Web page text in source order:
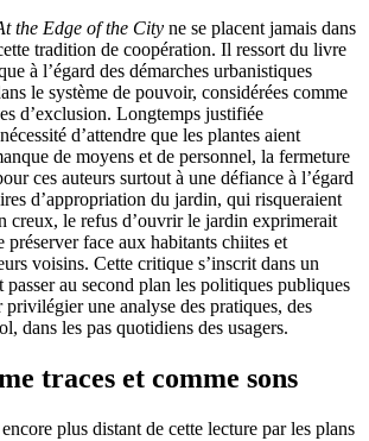
the Edge of the City ne se placent jamais dans
tradition de coopération. Il ressort du livre
à l’égard des démarches urbanistiques
le système de pouvoir, considérées comme
d’exclusion. Longtemps justifiée
d’attendre que les plantes aient
de moyens et de personnel, la fermeture
ces auteurs surtout à une défiance à l’égard
d’appropriation du jardin, qui risqueraient
creux, le refus d’ouvrir le jardin exprimerait
préserver face aux habitants chiites et
voisins. Cette critique s’inscrit dans un
au second plan les politiques publiques
une analyse des pratiques, des
dans les pas quotidiens des usagers.
traces et comme sons
plus distant de cette lecture par les plans